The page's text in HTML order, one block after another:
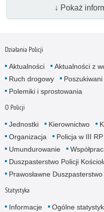
↓ Pokaż
Działania Policji
Aktualności Aktualności z
Ruch drogowy
Poszukiwani
Polemiki i sprostowania
O Policji
Jednostki Kierownictwo
Organizacja
Policja w III RP
Umundurowanie
Duszpasterstwo Policji
Prawosławne
Statystyka
Informacje Ogólne